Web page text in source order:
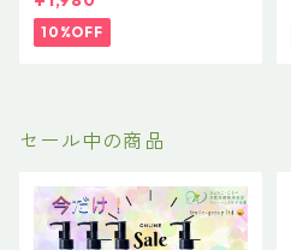
g 2,000円+税
10%OFF
セール中の商品